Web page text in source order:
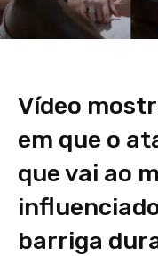
Vídeo
em que o
que vai ao
barriga